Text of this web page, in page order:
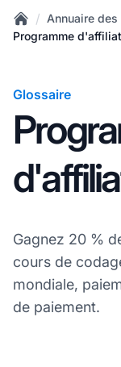
Home
/ Annuaire
Programme
Glossaire
Gagnez 20 %
cours de
mondiale,
de paiement.